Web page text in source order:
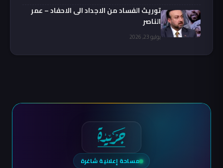
توريث الفساد من الاجداد الى الاحفاد – عمر
الناصر
يوليو 23, 2026
مساحة إعلانية شاغرة